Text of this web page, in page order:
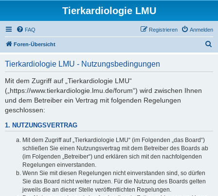
Tierkardiologie LMU
FAQ Anmelden
Registrieren
Foren-Übersicht
Tierkardiologie LMU - Nutzungsbedingungen
Mit dem Zugriff auf „Tierkardiologie LMU“
(„https://www.tierkardiologie.lmu.de/forum“) wird zwischen Ihnen
und dem Betreiber ein Vertrag mit folgenden Regelungen
geschlossen:
1. NUTZUNGSVERTRAG
Mit dem Zugriff auf „Tierkardiologie LMU“ (im Folgenden „das Board“)
schließen Sie einen Nutzungsvertrag mit dem Betreiber des Boards ab
(im Folgenden „Betreiber“) und erklären sich mit den nachfolgenden
Regelungen einverstanden.
Wenn Sie mit diesen Regelungen nicht einverstanden sind, so dürfen
Sie das Board nicht weiter nutzen. Für die Nutzung des Boards gelten
jeweils die an dieser Stelle veröffentlichten Regelungen.